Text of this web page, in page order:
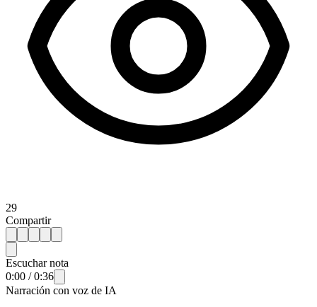
29
Compartir
Escuchar nota
0:00 /0:36
Narración con voz de IA